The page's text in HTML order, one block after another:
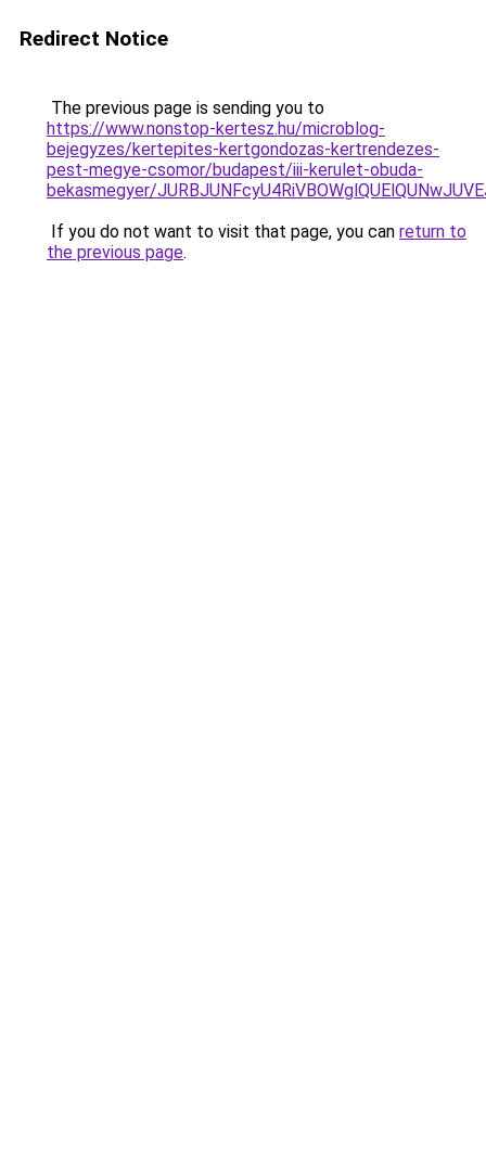
Redirect Notice
The previous page is sending you to
https://www.nonstop-kertesz.hu/microblog-
bejegyzes/kertepites-kertgondozas-kertrendezes-
pest-megye-csomor/budapest/iii-kerulet-obuda-
bekasmegyer/
If you do not want to visit that page, you can return to
the previous page.